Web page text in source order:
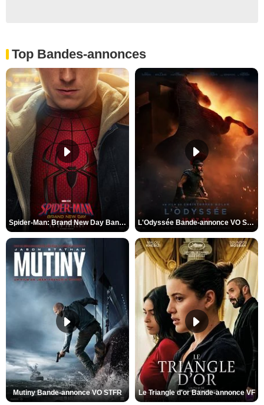
Top Bandes-annonces
Spider-Man: Brand New Day Bande-annonce VO STFR L'Odyssée Bande-annonce VO STFR
Mutiny Bande-annonce VO STFR Le Triangle d'or Bande-annonce VF